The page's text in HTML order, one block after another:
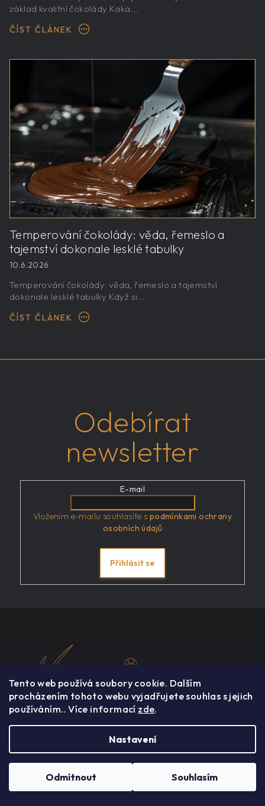
Tento web používá soubory cookie. Dalším
procházením tohoto webu vyjadřujete souhlas s jejich
používáním.. Více informací zde.
Nastavení
Odmítnout Souhlasím
základ kvalitní čokolády Kaka...
ČÍST ČLÁNEK
Temperování čokolády: věda, řemeslo a
tajemství dokonale lesklé tabulky
10.6.2026
Temperování čokolády: věda, řemeslo a tajemství
dokonale lesklé tabulky Když si...
ČÍST ČLÁNEK
Odebírat
newsletter
E-mail
Vložením e-mailu souhlasíte s podmínkami ochrany
osobních údajů
Přihlásit se
Čokoláda není jen pochoutka – je to umění, věda a emoce. Na
našem eshopu můžete objevovat jedinečné čokoládové zážitky